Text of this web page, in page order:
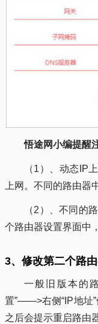
悟途网小编提醒
（1）、动态IP
上网。不同的路由器
（2）、不同的
个路由器设置界面中
3、修改第二个路
一般旧版本的
置”——>右侧“IP地址
之后会提示重启路由